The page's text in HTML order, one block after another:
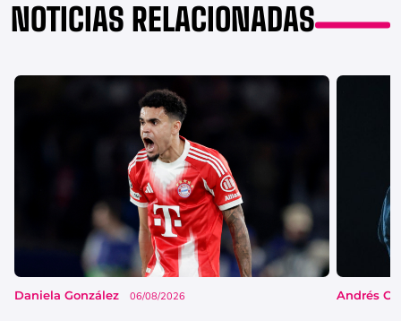
NOTICIAS RELACIONADAS
Daniela González 06/08/2026 Andrés